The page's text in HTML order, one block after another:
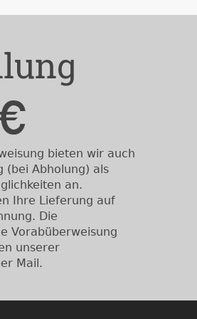
bieten wir auch
(bei Abholung) als
an.
Ihre Lieferung auf
Die
Vorabüberweisung
unserer
Mail.